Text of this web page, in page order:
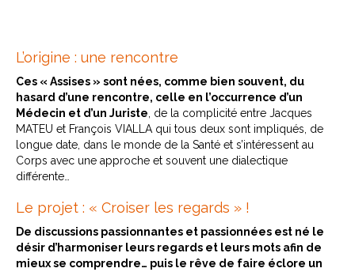
L’origine : une rencontre
Ces « Assises » sont nées, comme bien souvent, du
hasard d’une rencontre, celle en l’occurrence d’un
Médecin et d’un Juriste , de la complicité entre Jacques
MATEU et François VIALLA qui tous deux sont impliqués, de
longue date, dans le monde de la Santé et s’intéressent au
Corps avec une approche et souvent une dialectique
différente…
Le projet : « Croiser les regards » !
De discussions passionnantes et passionnées est né le
désir d’harmoniser leurs regards et leurs mots afin de
mieux se comprendre… puis le rêve de faire éclore un